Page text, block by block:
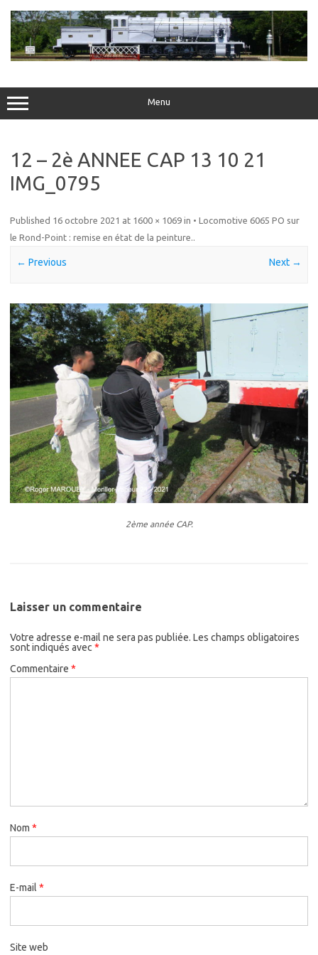
content
Menu
12 – 2è ANNEE CAP 13 10 21
IMG_0795
Published 16 octobre 2021 at 1600 × 1069 in • Locomotive 6065 PO sur
le Rond-Point : remise en état de la peinture.
← Previous Next →
2ème année CAP.
Laisser un commentaire
Votre adresse e-mail ne sera pas publiée. Les champs obligatoires
sont indiqués avec *
Commentaire *
Nom *
E-mail *
Site web